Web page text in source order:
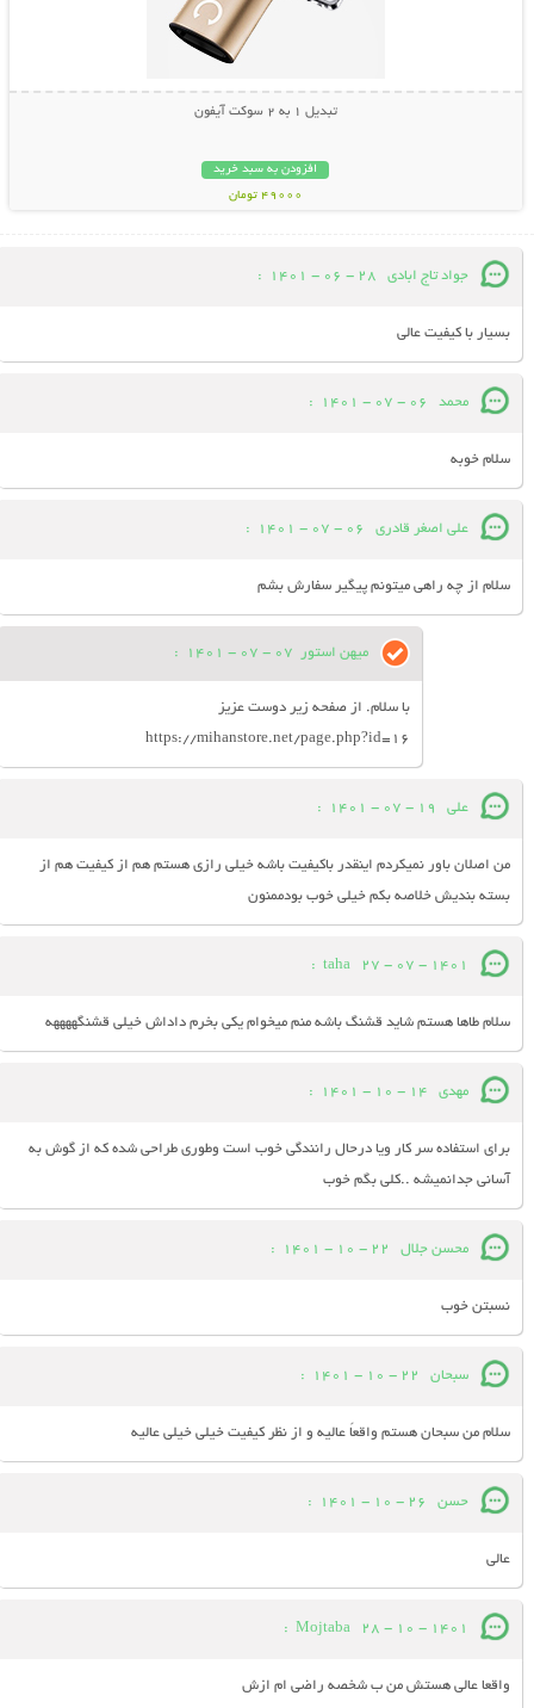
تبدیل 1 به 2 سوکت آیفون
افزودن به سبد خرید
49000 تومان
جواد تاج ابادی 28 - 06 - 1401
:
بسیار با کیفیت عالی
محمد 06 - 07 - 1401
:
سلام خوبه
علی اصغر قادری 06 - 07 - 1401
:
سلام از چه راهی میتونم پیگیر سفارش بشم
میهن استور 07 - 07 - 1401
:
با سلام. از صفحه زیر دوست عزیز
https://mihanstore.net/page.php?id=16
على 19 - 07 - 1401
:
من اصلان باور نميكردم اينقدر باكيفيت باشه خيلى رازى هستم هم از كيفيت هم از
بسته بنديش خلاصه بكم خيلى خوب بودممنون
taha 27 - 07 - 1401
:
سلام طاها هستم شاید قشنگ باشه منم میخوام یکی بخرم داداش خیلی قشنگههههه
مهدی 14 - 10 - 1401
:
برای استفاده سر کار ویا درحال رانندگی خوب است وطوری طراحی شده که از گوش به
آسانی جدانمیشه ..کلی بگم خوب
محسن جلال 22 - 10 - 1401
:
نسبتن خوب
سبحان 22 - 10 - 1401
:
سلام من سبحان هستم واقعاً عالیه و از نظر کیفیت خیلی خیلی عالیه
حسن 26 - 10 - 1401
:
عالی
Mojtaba 28 - 10 - 1401
:
واقعا عالی هستش من ب شخصه راضی ام ازش